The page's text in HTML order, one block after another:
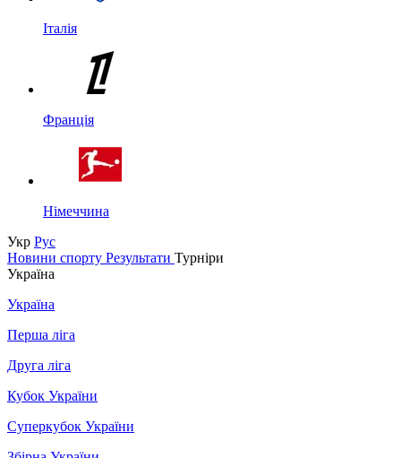
Італія
Франція
Німеччина
Укр Рус
Новини спорту Результати Турніри
Україна
Україна
Перша ліга
Друга ліга
Кубок України
Суперкубок України